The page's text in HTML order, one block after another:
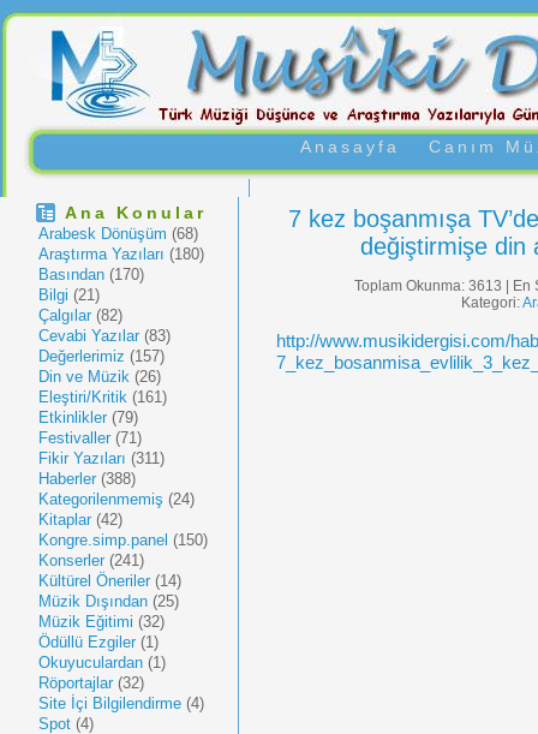
Anasayfa Canım
Ana Konular
Arabesk Dönüşüm (68)
Araştırma Yazıları (180)
Basından (170)
Bilgi (21)
Çalgılar (82)
Cevabi Yazılar (83)
Değerlerimiz (157)
Din ve Müzik (26)
Eleştiri/Kritik (161)
Etkinlikler (79)
Festivaller (71)
Fikir Yazıları (311)
Haberler (388)
Kategorilenmemiş (24)
Kitaplar (42)
Kongre.simp.panel (150)
Konserler (241)
Kültürel Öneriler (14)
Müzik Dışından (25)
Müzik Eğitimi (32)
Ödüllü Ezgiler (1)
Okuyuculardan (1)
Röportajlar (32)
Site İçi Bilgilendirme (4)
Spot (4)
7 kez boşanmışa
değiştirmişe din
Toplam Okunma: 3613 |
Kategori:
http://www.musikidergisi.com/